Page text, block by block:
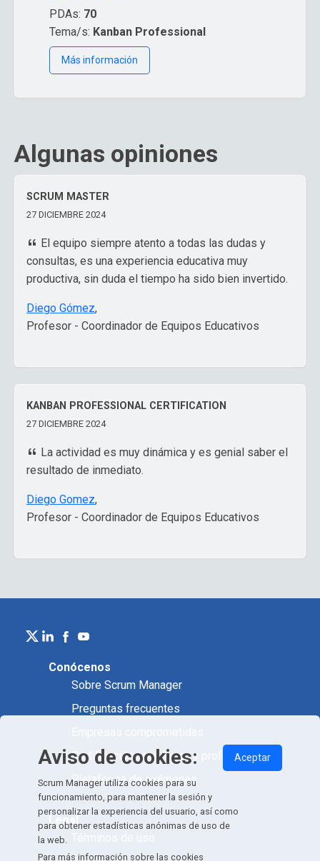
PDAs: 70
Tema/s: Kanban Professional
Más información
Algunas opiniones
SCRUM MASTER
27 DICIEMBRE 2024
El equipo siempre atento a todas las dudas y
consultas, es una experiencia educativa muy
productiva, sin duda el tiempo ha sido bien invertido.
Diego Gómez,
Profesor - Coordinador de Equipos Educativos
KANBAN PROFESSIONAL CERTIFICATION
27 DICIEMBRE 2024
La actividad es muy dinámica y es genial saber el
resultado de inmediato.
Diego Gomez,
Profesor - Coordinador de Equipos Educativos
Conócenos
Sobre Scrum Manager
Preguntas frecuentes
Certificación académica y profesional
Plataforma de exámenes
Legal
Aviso de cookies:
Scrum Manager utiliza cookies para su
funcionamiento, para mantener la sesión y
personalizar la experiencia del usuario, así como
para obtener estadísticas anónimas de uso de
la web.
Para más información sobre las cookies
Aceptar